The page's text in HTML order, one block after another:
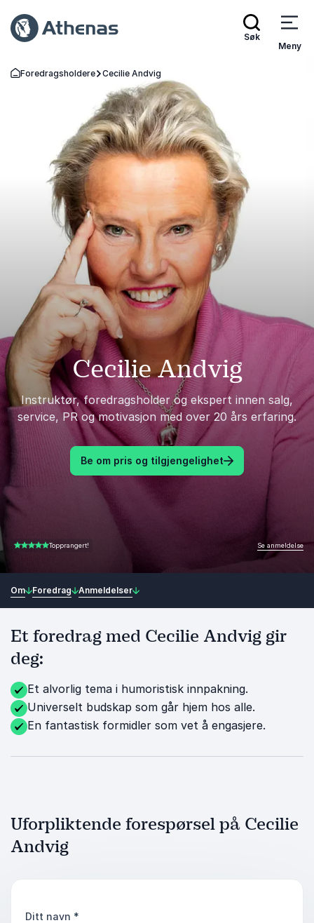
Søk
Meny
Gå tilbake til startsiden
Foredragsholdere Cecilie Andvig
Cecilie Andvig
Instruktør, foredragsholder og ekspert innen salg,
service, PR og motivasjon med over 20 års erfaring.
Be om pris og tilgjengelighet
5.00 av 5 Topprangert! Se anmeldelse
Om Foredrag Anmeldelser
Et foredrag med Cecilie Andvig gir
deg:
Et alvorlig tema i humoristisk innpakning.
Universelt budskap som går hjem hos alle.
En fantastisk formidler som vet å engasjere.
Uforpliktende forespørsel på Cecilie
Andvig
Ditt navn *